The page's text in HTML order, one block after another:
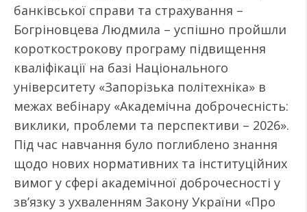
банківської справи та страхування –
Богріновцева Людмила – успішно пройшли
короткострокову програму підвищення
кваліфікації на базі Національного
університету «Запорізька політехніка» в
межах вебінару «Академічна доброчесність:
виклики, проблеми та перспективи – 2026».
Під час навчання було поглиблено знання
щодо нових нормативних та інституційних
вимог у сфері академічної доброчесності у
зв’язку з ухваленням Закону України «Про